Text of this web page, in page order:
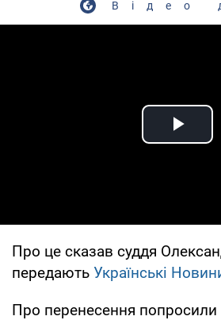
Відео
Про це сказав суддя
передають Українські
Про перенесення попросили